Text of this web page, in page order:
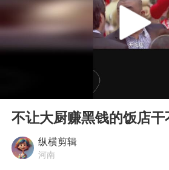
白海豚5次眼
王艺迪无缘
Play
不让大厨赚黑钱的饭店干
纵横剪辑
河南